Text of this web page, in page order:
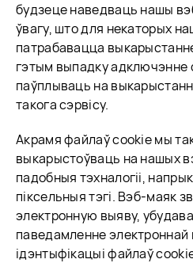
будзеце наведваць нашы
ўвагу, што для некаторых
патрабавацца
гэтым выпадку
паўплываць на
такога сэрвісу.
Акрамя файлаў cookie мы
выкарыстоўваць на нашых
падобныя тэхналогіі,
піксельныя тэгі. Вэб-маяк
электронную выяву,
паведамленне
ідэнтыфікацыі файлаў